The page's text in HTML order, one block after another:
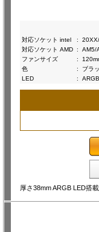
対応ソケット intel
:
対応ソケット AMD :
AM5/
ファンサイズ
:
色
:
ブラ
LED
: ARGB
厚さ38mm ARGB LED搭